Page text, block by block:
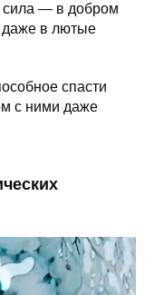
сила — в добром
даже в лютые
спасти
с ними даже